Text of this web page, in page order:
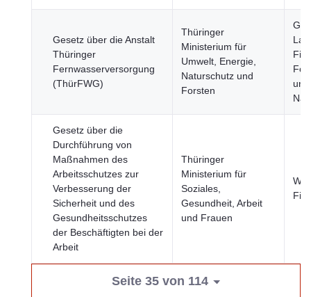
Gesetz über die Anstalt
Thüringer
Fernwasserversorgung
(ThürFWG)
Thüringer
Ministerium für
Umwelt, Energie,
Naturschutz und
Forsten
und
Gesetz über die
Durchführung von
Maßnahmen des
Arbeitsschutzes zur
Verbesserung der
Sicherheit und des
Gesundheitsschutzes
der Beschäftigten bei der
Arbeit
Thüringer
Ministerium für
Soziales,
Gesundheit, Arbeit
und Frauen
Seite 35 von 114